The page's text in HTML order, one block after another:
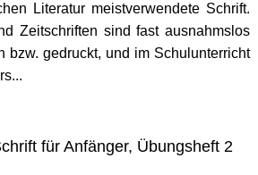
Literatur meistverwendete Schrift.
Zeitschriften sind fast ausnahmslos
bzw. gedruckt, und im Schulunterricht
für Anfänger, Übungsheft 2